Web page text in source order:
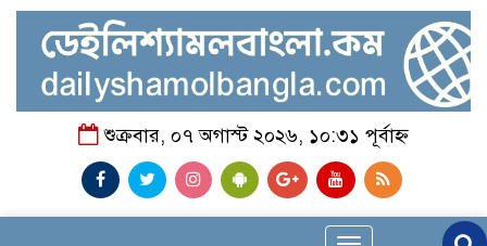
শুক্রবার, ০৭ অগাস্ট ২০২৬, ১০:৩১ পূর্বাহ্ন